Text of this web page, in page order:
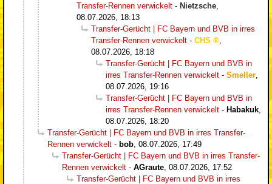
Transfer-Rennen verwickelt - Nietzsche
08.07.2026, 18:13
Transfer-Gerücht | FC Bayern und BVB in irres
Transfer-Rennen verwickelt - CHS
08.07.2026, 18:18
Transfer-Gerücht | FC Bayern und BVB in
irres Transfer-Rennen verwickelt - Smeller
08.07.2026, 19:16
Transfer-Gerücht | FC Bayern und BVB in
irres Transfer-Rennen verwickelt - Habakuk
08.07.2026, 18:20
Transfer-Gerücht | FC Bayern und BVB in irres Transfer-
Rennen verwickelt - bob 08.07.2026, 17:49
Transfer-Gerücht | FC Bayern und BVB in irres Transfer-
Rennen verwickelt - AGraute 08.07.2026, 17:52
Transfer-Gerücht | FC Bayern und BVB in irres